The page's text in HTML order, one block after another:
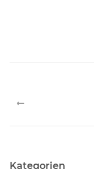
Kategorien